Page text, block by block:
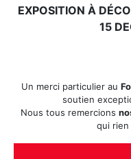
EXPOSITION À
15
Un merci particulier au
soutien
Nous tous remercions
qui rien